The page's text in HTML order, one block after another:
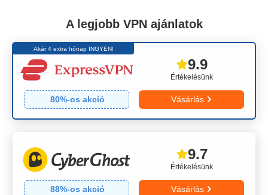
A legjobb VPN ajánlatok
Akár 4 extra hónap INGYEN!
Értékelésünk
9.9
80%-os akció Vásárlás
Értékelésünk
9.7
88%-os akció Vásárlás